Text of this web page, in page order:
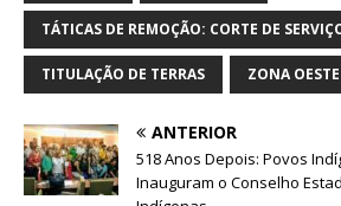
TÁTICAS DE REMOÇÃO: CORTE DE
TITULAÇÃO DE TERRAS ZONA OESTE
ANTERIOR
518 Anos Depois: Povos
Inauguram o Conselho